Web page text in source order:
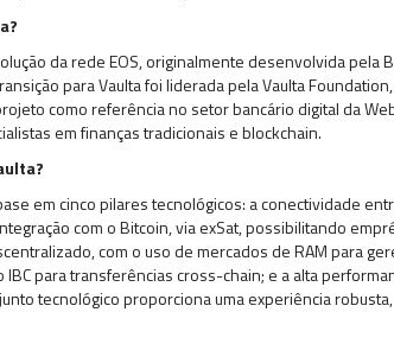
da rede EOS, originalmente desenvolvida
para Vaulta foi liderada pela Vaulta
como referência no setor bancário digital da
em finanças tradicionais e blockchain.
em cinco pilares tecnológicos: a conectividade
com o Bitcoin, via exSat, possibilitando
com o uso de mercados de RAM para
para transferências cross-chain; e a alta
tecnológico proporciona uma experiência